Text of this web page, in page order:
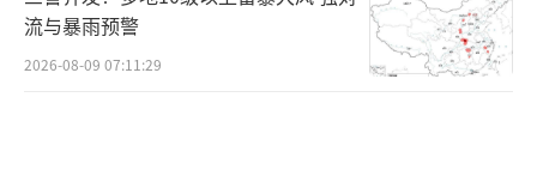
流与暴雨预警
2026-08-09 07:11:29